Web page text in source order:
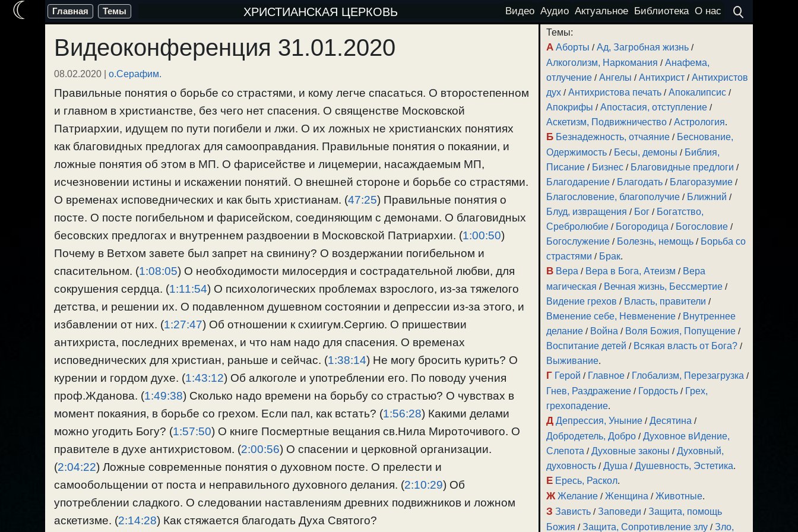
Перейти
содержимому
Главная Темы ХРИСТИАНСКАЯ ЦЕРКОВЬ Видео Аудио Актуальное Библиотека О нас
Видеоконференция 31.01.2020
08.02.2020 | о.Серафим.
Правильные понятия о борьбе со страстями, и кому легче спасаться. О второстепенном
и главном в христианстве, без чего нет спасения. О священстве Московской
Патриархии, идущем по пути погибели и лжи. О их ложных не христианских понятиях
как благовидных предлогах для самооправдания. Правильные понятия о покаянии, и
ложные понятия об этом в МП. О фарисействе и лицемерии, насаждаемым МП,
исчезновении истины и искажении понятий. О внешней стороне и борьбе со страстями.
О временах исповеднических и как быть христианам. (47:25) Правильные понятия о
посте. О посте погибельном и фарисейском, соединяющим с демонами. О благовидных
бесовских предлогах и внутреннем раздвоении в Московской Патриархии. (1:00:50)
Почему в Ветхом завете был запрет на свинину? О воздержании погибельном и
спасительном. (1:08:05) О необходимости милосердия и сострадательной любви, для
сокрушения сердца. (1:11:54) О психологических проблемах взрослого, из-за тяжелого
детства, и решении их. О подавленном душевном состоянии и депрессии из-за этого, и
избавлении от них. (1:27:47) Об отношении к схиигум.Сергию. О пришествии
антихриста, последних временах, и что нам надо для спасения. О временах
исповеднических для христиан, раньше и сейчас. (1:38:14) Не могу бросить курить? О
курении и гордом духе. (1:43:12) Об алкоголе и употреблении его. По поводу учения
проф.Жданова. (1:49:38) Сколько надо времени на борьбу со страстью? О чувствах в
момент покаяния, в борьбе со грехом. Если пал, как встать? (1:56:28) Какими делами
можно угодить Богу? (1:57:50) О книге Посмертные вещания св.Нила Мироточивого. О
правителе в духе антихристовом. (2:00:56) О спасении и церковной организации.
(2:04:22) Ложные современные понятия о духовном посте. О прелести и
самообольщении от поста и неправильного духовного делания. (2:10:29) Об
употреблении сладкого. О следовании наставлениям древних подвижников и ложном
аскетизме. (2:14:28) Как стяжается благодать Духа Святого?
Темы:
А Аборты /Ад, Загробная жизнь /
Алкоголизм, Наркомания /Анафема,
отлучение /Ангелы /Антихрист /Антихристов
дух /Антихристова печать /Апокалипсис /
Апокрифы /Апостасия, отступление /
Аскетизм, Подвижничество /Астрология.
Б Безнадежность, отчаяние / Беснование,
Одержимость / Бесы, демоны / Библия,
Писание / Бизнес / Благовидные предлоги /
Благодарение / Благодать / Благоразумие /
Благословение, благополучие / Ближний /
Блуд, извращения / Бог / Богатство,
Сребролюбие / Богородица / Богословие /
Богослужение / Болезнь, немощь / Борьба со
страстями / Брак.
В Вера / Вера в Бога, Атеизм / Вера
магическая / Вечная жизнь, Бессмертие /
Видение грехов / Власть, правители /
Вменение себе, Невменение / Внутреннее
делание / Война / Воля Божия, Попущение /
Воспитание детей / Всякая власть от Бога? /
Выживание.
Г Герой / Главное / Глобализм, Перезагрузка /
Гнев, Раздражение / Гордость / Грех,
грехопадение.
Д Депрессия, Уныние /Десятина /
Добродетель, Добро /Духовное вИдение,
Слепота /Духовные законы /Духовный,
духовность /Душа /Душевность, Эстетика.
Е Ересь, Раскол.
Ж Желание /Женщина /Животные.
З Зависть /Заповеди /Защита, помощь
Божия /Защита, Сопротивление злу /Зло,
☾